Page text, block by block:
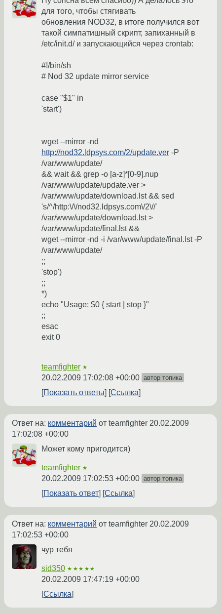
для того, чтобы стягивать
обновления NOD32, в итоге получился вот
такой симпатишный скрипт, запиханный в
/etc/init.d/ и запускающийся через crontab:
#!/bin/sh
# Nod 32 update mirror service
case "$1" in
'start')
wget --mirror -nd
http://nod32.ldpsys.com/2/update.ver -P
/var/www/update/
&& wait && grep -o [a-z]*[0-9].nup
/var/www/update/update.ver >
/var/www/update/download.lst && sed
's/^/http:\/\/nod32.ldpsys.com\/2\//'
/var/www/update/download.lst >
/var/www/update/final.lst &&
wget --mirror -nd -i /var/www/update/final.lst -P
/var/www/update/
;;
'stop')
;;
*)
echo "Usage: $0 { start | stop }"
;;
esac
exit 0
teamfighter ★
20.02.2009 17:02:08 +00:00 автор топика
Показать ответы Ссылка
Ответ на: комментарий от teamfighter 20.02.2009
17:02:08 +00:00
Может кому пригодится)
teamfighter ★
20.02.2009 17:02:53 +00:00 автор топика
Показать ответ Ссылка
Ответ на: комментарий от teamfighter 20.02.2009
17:02:53 +00:00
чур тебя
sid350 ★★★★★
20.02.2009 17:47:19 +00:00
Ссылка